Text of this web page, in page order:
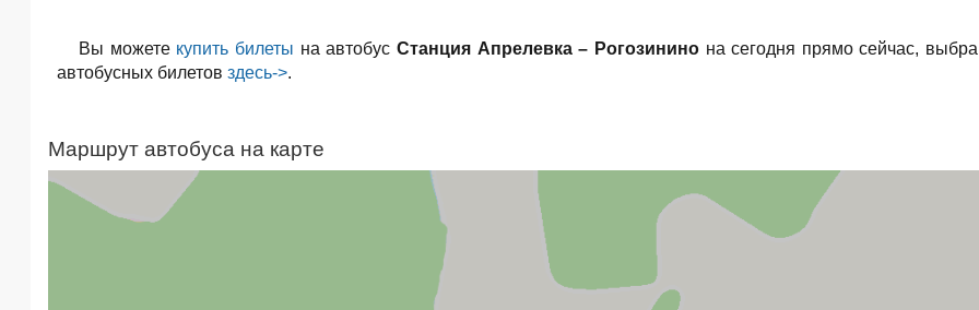
Вы можете купить билеты на автобус Станция Апрелевка – Рогозининона сегодня прямо сейчас,
автобусных билетов здесь->.
Маршрут автобуса на карте